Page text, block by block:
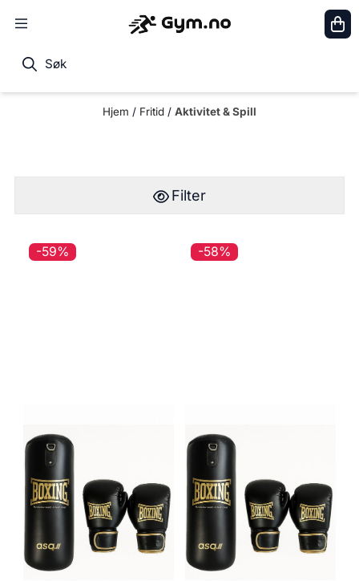
Hopp til innhold
Hjem / Fritid / Aktivitet & Spill
Filter
-59% -58%